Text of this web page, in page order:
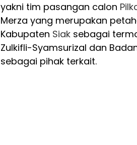
yakni tim pasangan calon
Merza yang merupakan
Kabupaten Siak sebagai
Zulkifli-Syamsurizal dan
sebagai pihak terkait.